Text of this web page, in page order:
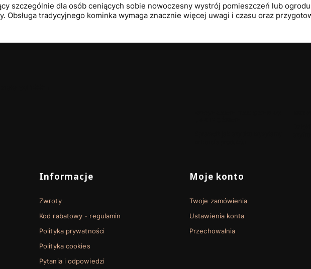
szczególnie dla osób ceniących sobie nowoczesny wystrój pomieszczeń lub
Obsługa tradycyjnego kominka wymaga znacznie więcej uwagi i czasu oraz
Linki w stopce
Informacje
Zwroty
Kod rabatowy - regulamin
Polityka prywatności
Polityka cookies
Pytania i odpowiedzi
Moje konto
Twoje zamówienia
Ustawienia konta
Przechowalnia